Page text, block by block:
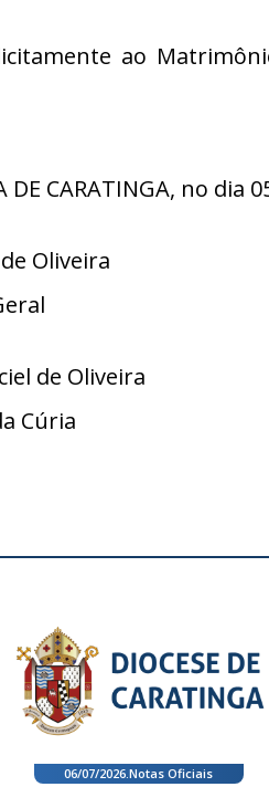
ao
DE CARATINGA, no dia
Oliveira
de Oliveira
Cúria
06/07/2026.Notas Oficiais